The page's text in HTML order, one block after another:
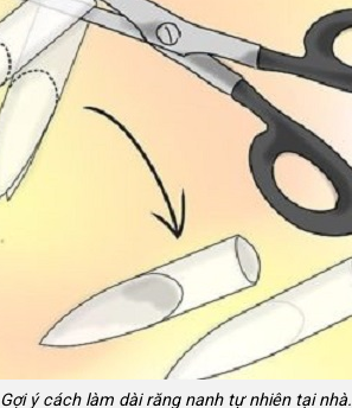
Gợi ý cách làm dài răng nanh tự nhiên tại nhà.